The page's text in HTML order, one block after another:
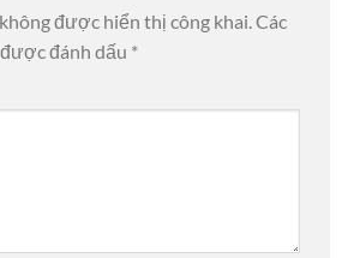
được hiển thị công khai. Các
đánh dấu *